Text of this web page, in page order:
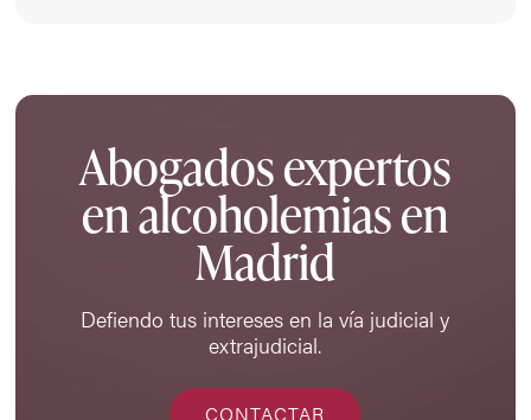
Abogados expertos
en alcoholemias en
Madrid
Defiendo tus intereses en la vía judicial y
extrajudicial.
CONTACTAR